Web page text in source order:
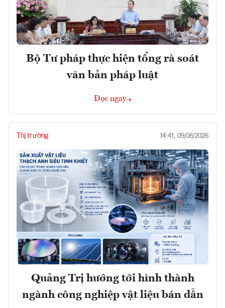
Bộ Tư pháp thực hiện tổng rà soát
văn bản pháp luật
Đọc ngay
Thị trường 14:41, 09/08/2026
Quảng Trị hướng tới hình thành
ngành công nghiệp vật liệu bán dẫn